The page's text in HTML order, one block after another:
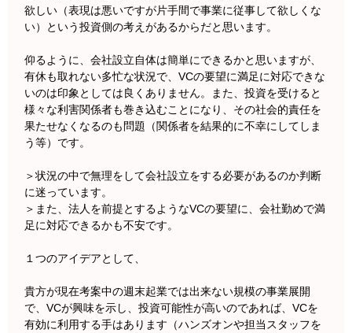
欲しい（表現は悪いですが片手間で事業に従事して欲しくな
い）という投資側の考えがあるからだと思います。
仰るように、会社設立自体は簡単にできるかと思いますが、
有休も取れない多忙な状況で、VCの要望に満足に対応できな
いのは印象としては良くありません。また、投資を受けると
様々な利害関係者も巻き込むことになり、その社会的責任を
果たせなくなるのも問題（関係者を結果的に不幸にしてしま
う等）です。
＞状況の中で無理をして会社設立をする必要があるのか判断
に迷っています。
＞また、法人を前提とするようなVCの要望に、会社勤めで満
足に対応できるかも不安です。
１つのアイデアとして、
貴方が現在考案中の週末起業では出来ない規模の事業展開
で、VCが興味を示し、投資可能性が高いのであれば、VCを
有効に利用する手はあります（ハンズオンや担当スタッフを